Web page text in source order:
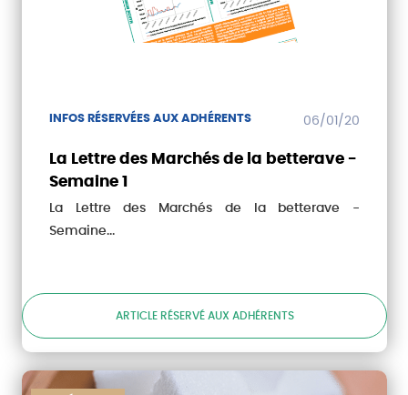
INFOS RÉSERVÉES AUX ADHÉRENTS 06/01/20
La Lettre des Marchés de la betterave -
Semaine 1
La Lettre des Marchés de la betterave -
Semaine...
ARTICLE RÉSERVÉ AUX ADHÉRENTS